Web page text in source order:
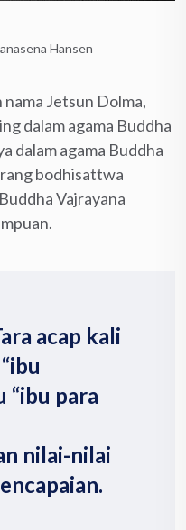
Hansen
Jetsun Dolma,
dalam agama Buddha
dalam agama Buddha
bodhisattwa
Vajrayana
acap kali
“ibu para
nilai-nilai